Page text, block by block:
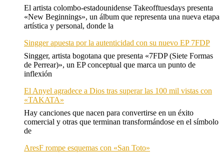
El artista colombo-estadounidense Takeofftuesdays presenta
«New Beginnings», un álbum que representa una nueva etapa
artística y personal, donde la
Singger apuesta por la autenticidad con su nuevo EP 7FDP
Singger, artista bogotana que presenta «7FDP (Siete Formas
de Perrear)», un EP conceptual que marca un punto de
inflexión
El Anyel agradece a Dios tras superar las 100 mil vistas con
«TAKATA»
Hay canciones que nacen para convertirse en un éxito
comercial y otras que terminan transformándose en el símbolo
de
AresF rompe esquemas con «San Toto»